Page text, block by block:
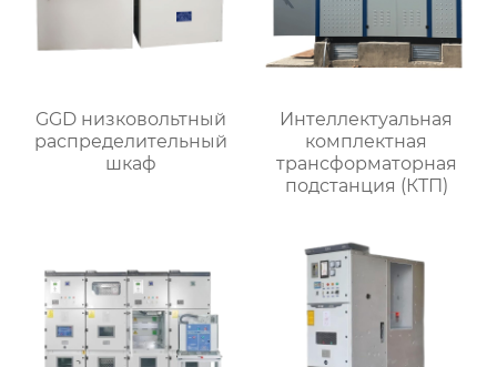
GGD низковольтный
распределительный
шкаф
Интеллектуальная
комплектная
трансформаторная
подстанция (КТП)